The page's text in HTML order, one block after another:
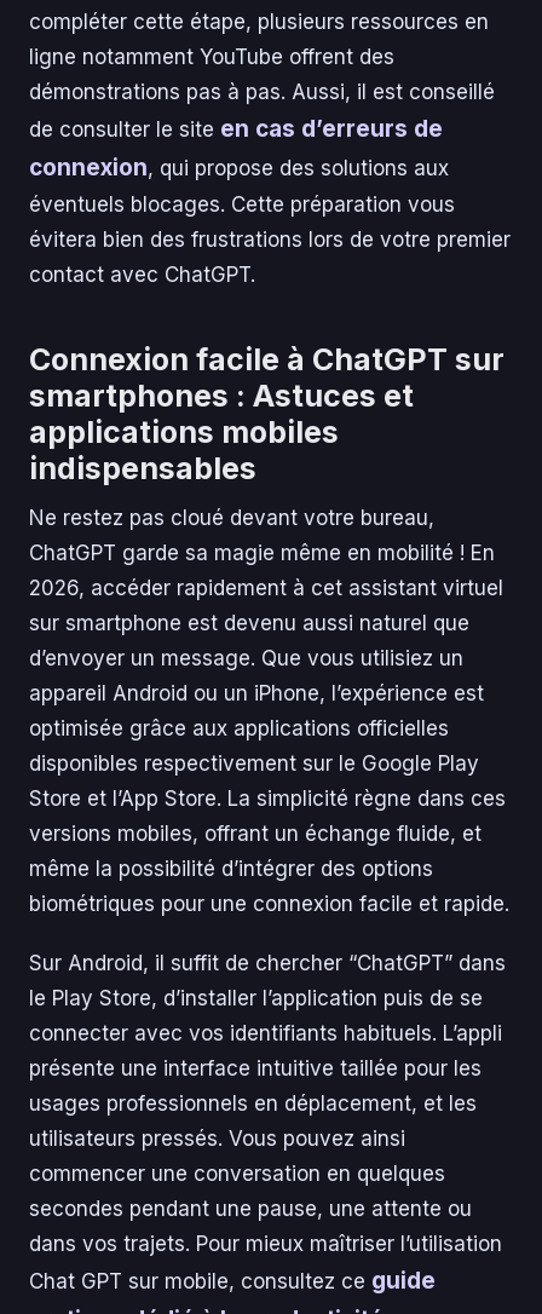
compléter cette étape, plusieurs ressources en
ligne notamment YouTube offrent des
démonstrations pas à pas. Aussi, il est conseillé
de consulter le site en cas d’erreurs de
connexion, qui propose des solutions aux
éventuels blocages. Cette préparation vous
évitera bien des frustrations lors de votre premier
contact avec ChatGPT.
Connexion facile à ChatGPT sur
smartphones : Astuces et
applications mobiles
indispensables
Ne restez pas cloué devant votre bureau,
ChatGPT garde sa magie même en mobilité ! En
2026, accéder rapidement à cet assistant virtuel
sur smartphone est devenu aussi naturel que
d’envoyer un message. Que vous utilisiez un
appareil Android ou un iPhone, l’expérience est
optimisée grâce aux applications officielles
disponibles respectivement sur le Google Play
Store et l’App Store. La simplicité règne dans ces
versions mobiles, offrant un échange fluide, et
même la possibilité d’intégrer des options
biométriques pour une connexion facile et rapide.
Sur Android, il suffit de chercher “ChatGPT” dans
le Play Store, d’installer l’application puis de se
connecter avec vos identifiants habituels. L’appli
présente une interface intuitive taillée pour les
usages professionnels en déplacement, et les
utilisateurs pressés. Vous pouvez ainsi
commencer une conversation en quelques
secondes pendant une pause, une attente ou
dans vos trajets. Pour mieux maîtriser l’utilisation
Chat GPT sur mobile, consultez ce guide